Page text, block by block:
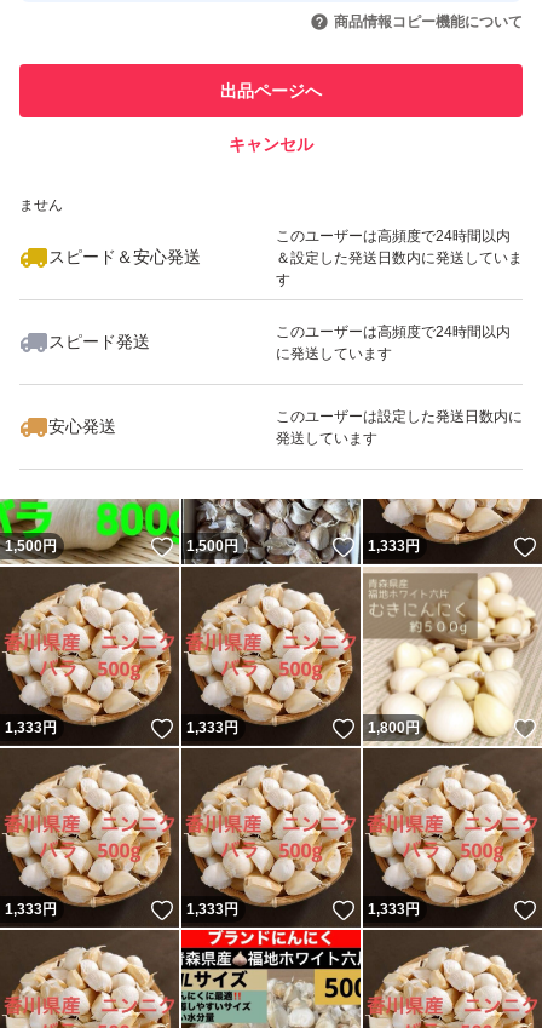
引を完了させた実績があります
での取引実績があります
ません
スピード＆安心発送
このユーザーは高頻度で24時間以内
＆設定した発送日数内に発送していま
す
スピード発送
このユーザーは高頻度で24時間以内
に発送しています
安心発送
このユーザーは設定した発送日数内に
発送しています
商品情報コピー機能について
出品ページへ
キャンセル
いいね！
1,333
1,500円 いいね！
1,500円 いいね！
1,333円
1,333円 いいね！
1,333円 いいね！
1,800円
1,333円 いいね！
1,333円 いいね！
1,333円